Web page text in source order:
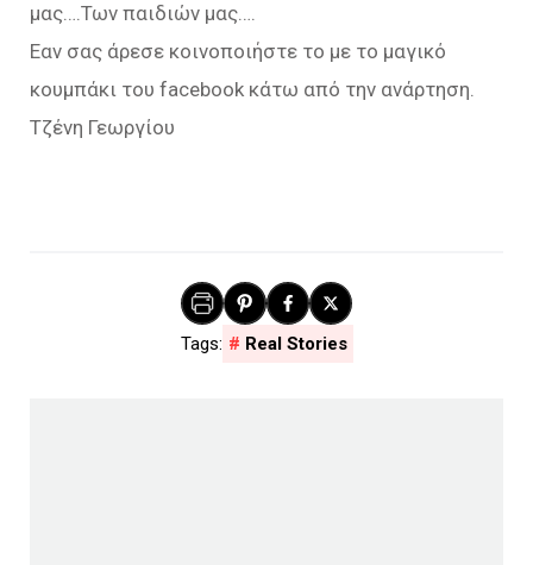
μας….Των παιδιών μας….
Εαν σας άρεσε κοινοποιήστε το με το μαγικό
κουμπάκι του facebook κάτω από την ανάρτηση.
Τζένη Γεωργίου
Real Stories